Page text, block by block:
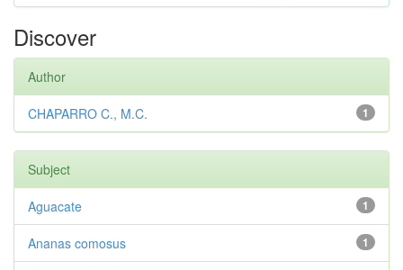
Discover
Author
1
CHAPARRO C., M.C.
Subject
1
Aguacate
1
Ananas comosus